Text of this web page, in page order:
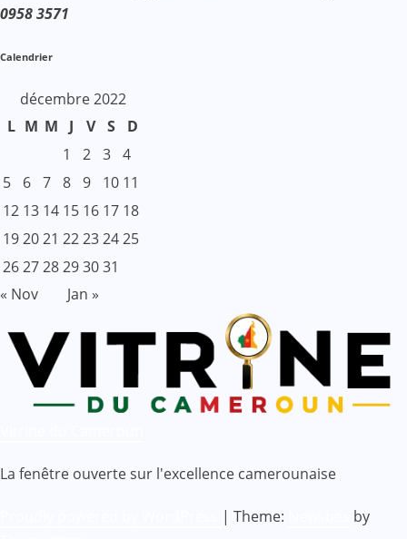
0958 3571
Calendrier
décembre 2022
L M M J V S
D
1
2 3 4
5
6 7 8 9 10 11
12 13 14 15 16 17 18
192021 22232425
262728293031
« Nov
Jan »
La fenêtre ouverte sur l'excellence camerounaise
| Theme:
by